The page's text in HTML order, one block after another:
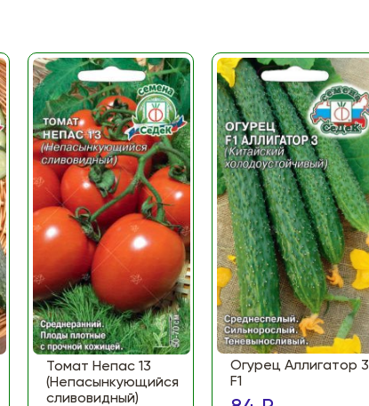
Томат Непас 13
(Непасынкующийся
сливовидный)
Огурец Аллигатор 3
F1